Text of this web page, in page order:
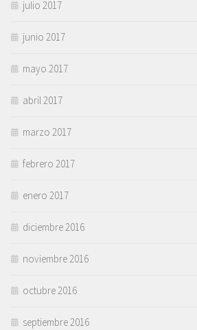
julio 2017
junio 2017
mayo 2017
abril 2017
marzo 2017
febrero 2017
enero 2017
diciembre 2016
noviembre 2016
octubre 2016
septiembre 2016